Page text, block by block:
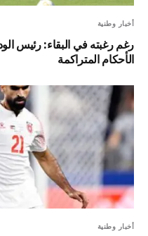
أخبار وطنية
رغم رغبته في البقاء: رئيس
الأحكام المتراكمة
أخبار وطنية